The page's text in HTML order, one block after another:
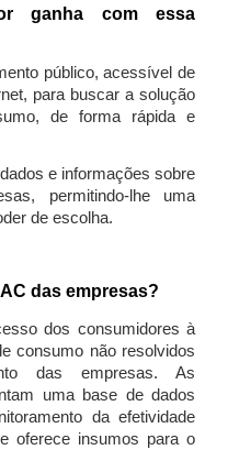
ganha com essa
público, acessível de
para buscar a solução
de forma rápida e
e informações sobre
permitindo-lhe uma
de escolha.
das empresas?
dos consumidores à
consumo não resolvidos
das empresas. As
uma base de dados
da efetividade
oferece insumos para o